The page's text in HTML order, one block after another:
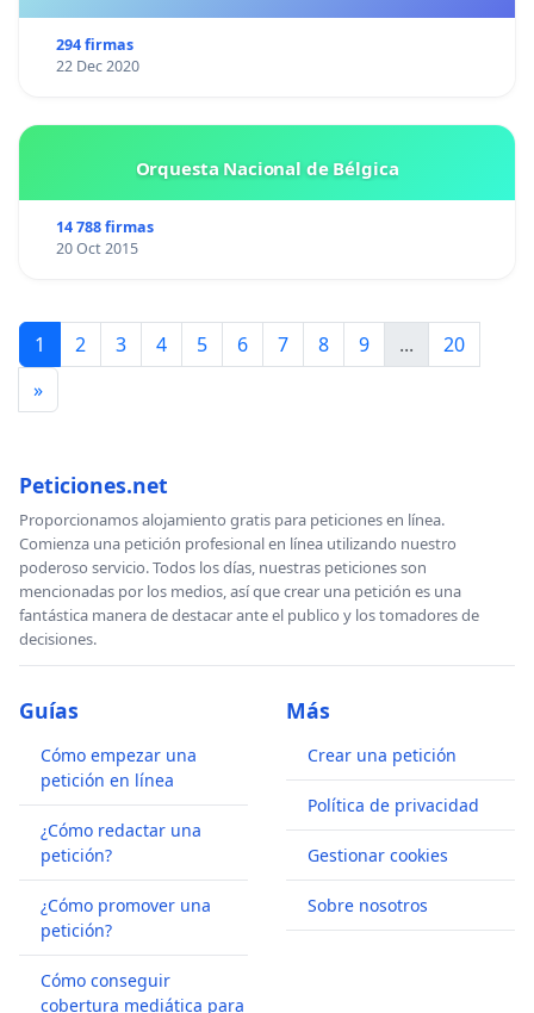
294 firmas
22 Dec 2020
Orquesta Nacional de Bélgica
14 788 firmas
20 Oct 2015
1 2 3 4 5 6 7 8 9 ...
20
»
Peticiones.net
Proporcionamos alojamiento gratis para peticiones en línea.
Comienza una petición profesional en línea utilizando nuestro
poderoso servicio. Todos los días, nuestras peticiones son
mencionadas por los medios, así que crear una petición es una
fantástica manera de destacar ante el publico y los tomadores de
decisiones.
Guías
Cómo empezar una
petición en línea
¿Cómo redactar una
petición?
¿Cómo promover una
petición?
Cómo conseguir
cobertura mediática para
Más
Crear una petición
Política de privacidad
Gestionar cookies
Sobre nosotros